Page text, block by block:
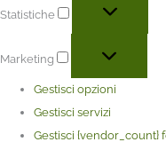
Statistiche
Marketing
Gestisci opzioni
Gestisci servizi
Gestisci {vendor_count}